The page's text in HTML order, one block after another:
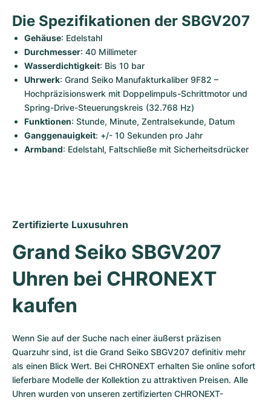
Die Spezifikationen der SBGV207
Gehäuse: Edelstahl
Durchmesser: 40 Millimeter
Wasserdichtigkeit: Bis 10 bar
Uhrwerk: Grand Seiko Manufakturkaliber 9F82 –
Hochpräzisionswerk mit Doppelimpuls-Schrittmotor und
Spring-Drive-Steuerungskreis (32.768 Hz)
Funktionen: Stunde, Minute, Zentralsekunde, Datum
Ganggenauigkeit: +/- 10 Sekunden pro Jahr
Armband: Edelstahl, Faltschließe mit Sicherheitsdrücker
Zertifizierte Luxusuhren
Grand Seiko SBGV207
Uhren bei CHRONEXT
kaufen
Wenn Sie auf der Suche nach einer äußerst präzisen
Quarzuhr sind, ist die Grand Seiko SBGV207 definitiv mehr
als einen Blick Wert. Bei CHRONEXT erhalten Sie online sofort
lieferbare Modelle der Kollektion zu attraktiven Preisen. Alle
Uhren wurden von unseren zertifizierten CHRONEXT-